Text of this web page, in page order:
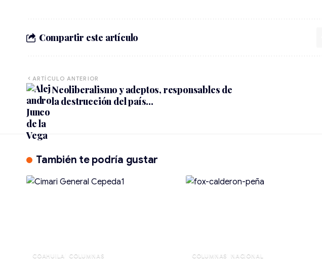
Compartir este artículo
ARTÍCULO ANTERIOR
Neoliberalismo y adeptos, responsables de
la destrucción del país…
También te podría gustar
COAHUILA NACIONAL